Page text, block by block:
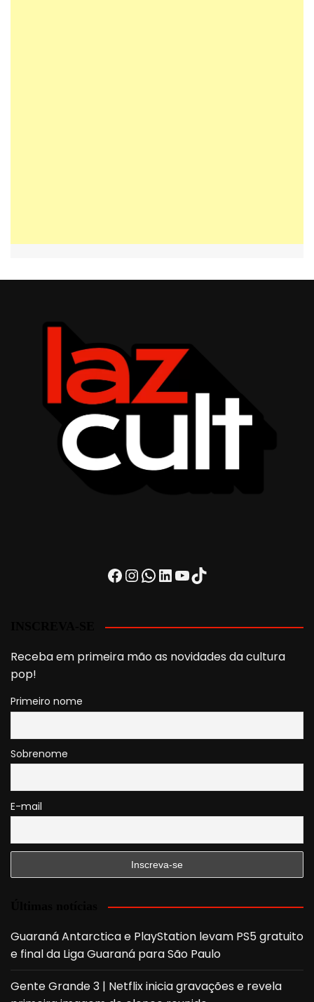
Facebook
Instagram
WhatsApp
LinkedIn
Youtube
TikTok
Receba em primeira mão as novidades da cultura
pop!
Primeiro nome
Sobrenome
E-mail
Guaraná Antarctica e PlayStation levam PS5 gratuito
e final da Liga Guaraná para São Paulo
Gente Grande 3 | Netflix inicia gravações e revela